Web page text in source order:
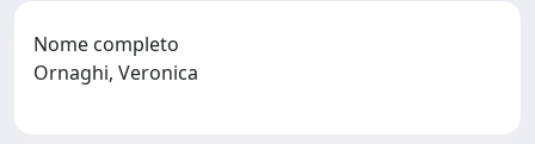
Nome completo
Ornaghi, Veronica